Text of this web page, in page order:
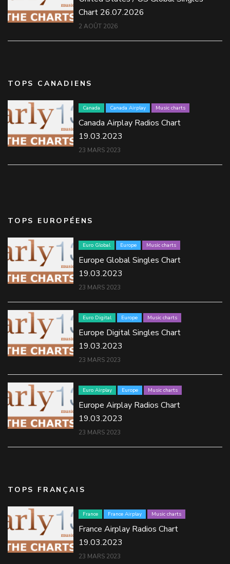
Chart 26.07.2026
2 AOÛT 2026
TOPS CANADIENS
Canada Canada Airplay Music charts
Canada Airplay Radios Chart
19.03.2023
23 MARS 2023
TOPS EUROPÉENS
Euro Global Europe Music charts
Europe Global Singles Chart
19.03.2023
23 MARS 2023
Euro Digital Europe Music charts
Europe Digital Singles Chart
19.03.2023
23 MARS 2023
Euro Airplay Europe Music charts
Europe Airplay Radios Chart
19.03.2023
23 MARS 2023
TOPS FRANÇAIS
France France Airplay Music charts
France Airplay Radios Chart
19.03.2023
23 MARS 2023